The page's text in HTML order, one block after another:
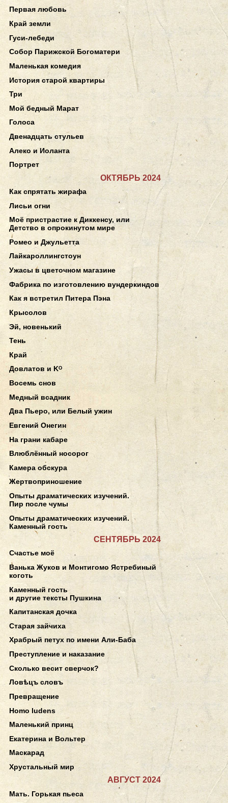
Первая любовь
Край земли
Гуси-лебеди
Собор Парижской Богоматери
Маленькая комедия
История старой квартиры
Три
Мой бедный Марат
Голоса
Двенадцать стульев
Алеко и Иоланта
Портрет
ОКТЯБРЬ 2024
Как спрятать жирафа
Лисьи огни
Моё пристрастие к Диккенсу, или
Детство в опрокинутом мире
Ромео и Джульетта
Лайкароллингстоун
Ужасы в цветочном магазине
Фабрика по изготовлению вундеркиндов
Как я встретил Питера Пэна
Крысолов
Эй, новенький
Тень
Край
Довлатов и Kᴼ
Восемь снов
Медный всадник
Два Пьеро, или Белый ужин
Евгений Онегин
На грани кабаре
Влюблённый носорог
Камера обскура
Жертвоприношение
Опыты драматических изучений.
Пир после чумы
Опыты драматических изучений.
Каменный гость
СЕНТЯБРЬ 2024
Счастье моё
Ванька Жуков и Монтигомо Ястребиный
коготь
Каменный гость
и другие тексты Пушкина
Капитанская дочка
Старая зайчиха
Храбрый петух по имени Али-Баба
Преступление и наказание
Сколько весит сверчок?
Ловѣцъ словъ
Превращение
Homo ludens
Маленький принц
Екатерина и Вольтер
Маскарад
Хрустальный мир
АВГУСТ 2024
Мать. Горькая пьеса